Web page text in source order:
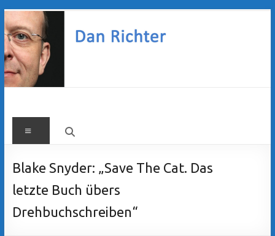
Zum
Inhalt
springen
Dan
Richter
Menü
Blake Snyder: „Save The Cat. Das
letzte Buch übers
Drehbuchschreiben“